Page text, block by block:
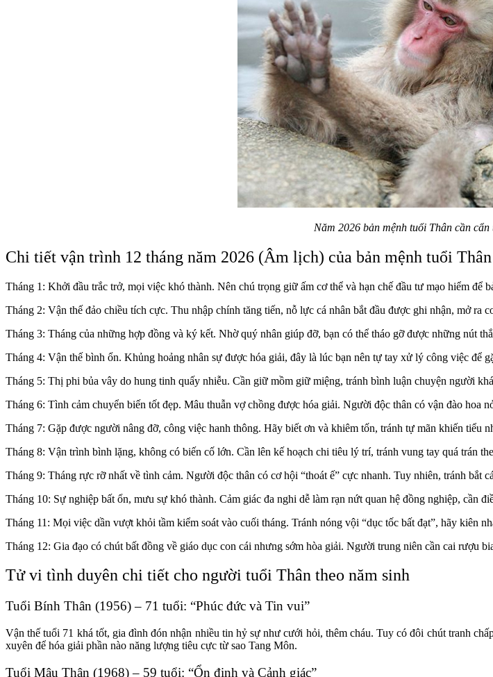
Năm 2026 bản mệnh tuổi Thân cần
Chi tiết vận trình 12 tháng năm 2026 (Âm lịch) của bản mệnh tuổi Thân
Tháng 1: Khởi đầu trắc trở, mọi việc khó thành. Nên chú trọng giữ ấm cơ thể và hạn chế đầu tư mạo hiểm để
Tháng 2: Vận thế đảo chiều tích cực. Thu nhập chính tăng tiến, nỗ lực cá nhân bắt đầu được ghi nhận, mở ra
Tháng 3: Tháng của những hợp đồng và ký kết. Nhờ quý nhân giúp đỡ, bạn có thể tháo gỡ được những nút
Tháng 4: Vận thế bình ổn. Khủng hoảng nhân sự được hóa giải, đây là lúc bạn nên tự tay xử lý công việc để
Tháng 5: Thị phi bủa vây do hung tinh quấy nhiễu. Cần giữ mồm giữ miệng, tránh bình luận chuyện người
Tháng 6: Tình cảm chuyển biến tốt đẹp. Mâu thuẫn vợ chồng được hóa giải. Người độc thân có vận đào hoa
Tháng 7: Gặp được người nâng đỡ, công việc hanh thông. Hãy biết ơn và khiêm tốn, tránh tự mãn khiến tiểu
Tháng 8: Vận trình bình lặng, không có biến cố lớn. Cần lên kế hoạch chi tiêu lý trí, tránh vung tay quá trán
Tháng 9: Tháng rực rỡ nhất về tình cảm. Người độc thân có cơ hội “thoát ế” cực nhanh. Tuy nhiên, tránh bắt
Tháng 10: Sự nghiệp bất ổn, mưu sự khó thành. Cảm giác đa nghi dễ làm rạn nứt quan hệ đồng nghiệp, cần
Tháng 11: Mọi việc dần vượt khỏi tầm kiểm soát vào cuối tháng. Tránh nóng vội “dục tốc bất đạt”, hãy kiên
Tháng 12: Gia đạo có chút bất đồng về giáo dục con cái nhưng sớm hòa giải. Người trung niên cần cai rượu
Tử vi tình duyên chi tiết cho người tuổi Thân theo năm sinh
Tuổi Bính Thân (1956) – 71 tuổi: “Phúc đức và Tin vui”
Vận thế tuổi 71 khá tốt, gia đình đón nhận nhiều tin hỷ sự như cưới hỏi, thêm cháu. Tuy có đôi chút tranh
xuyên để hóa giải phần nào năng lượng tiêu cực từ sao Tang Môn.
Tuổi Mậu Thân (1968) – 59 tuổi: “Ổn định và Cảnh giác”